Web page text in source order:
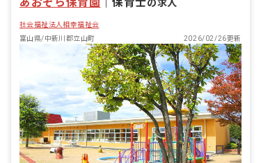
の求人
社会福祉法人相幸福祉会
富山県/中新川郡立山町
2026/02/26更新